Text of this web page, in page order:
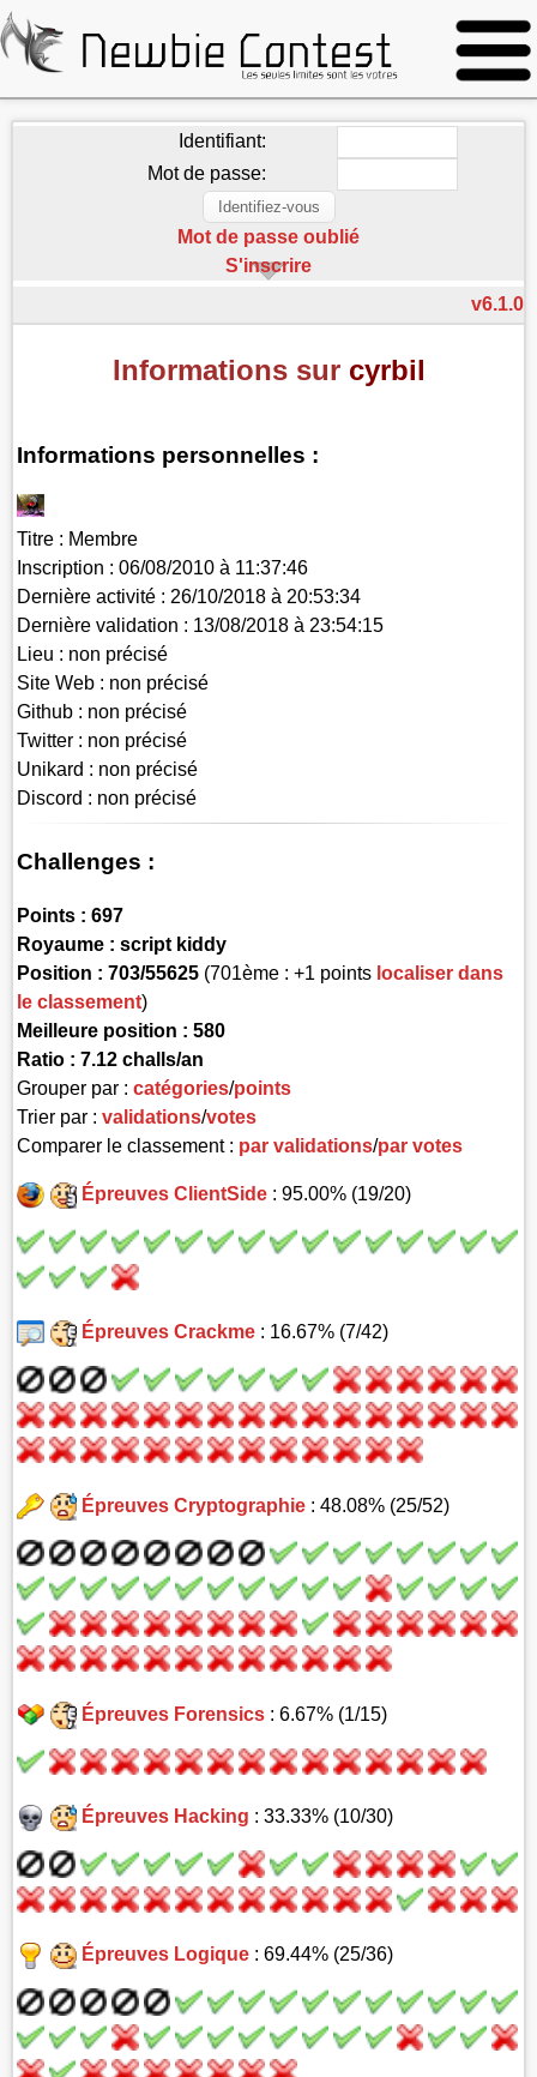
Identifiant:
Mot de passe:
Mot de passe oublié
S'inscrire
v6.1.0
Informations sur cyrbil
Informations personnelles :
Titre : Membre
Inscription : 06/08/2010 à 11:37:46
Dernière activité : 26/10/2018 à 20:53:34
Dernière validation : 13/08/2018 à 23:54:15
Lieu : non précisé
Site Web : non précisé
Github : non précisé
Twitter : non précisé
Unikard : non précisé
Discord : non précisé
Challenges :
Points : 697
Royaume : script kiddy
Position : 703/55625 (701ème : +1 points localiser dans
le classement)
Meilleure position : 580
Ratio : 7.12 challs/an
Grouper par :catégories/points
Trier par :validations/votes
Comparer le classement : par validations/par votes
Épreuves ClientSide: 95.00% (19/20)
Épreuves Crackme: 16.67% (7/42)
Épreuves Cryptographie: 48.08% (25/52)
Épreuves Forensics: 6.67% (1/15)
Épreuves Hacking : 33.33% (10/30)
Épreuves Logique: 69.44% (25/36)